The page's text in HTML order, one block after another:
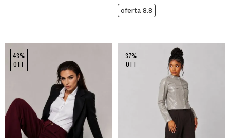
oferta 8.8
43%
OFF
37%
OFF